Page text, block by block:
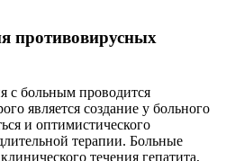
противовирусных
с больным проводится
является создание у больного
и оптимистического
терапии. Больные
течения гепатита,